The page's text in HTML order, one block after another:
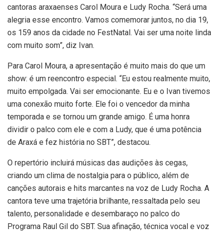
cantoras araxaenses Carol Moura e Ludy Rocha. “Será uma
alegria esse encontro. Vamos comemorar juntos, no dia 19,
os 159 anos da cidade no FestNatal. Vai ser uma noite linda
com muito som”, diz Ivan.
Para Carol Moura, a apresentação é muito mais do que um
show: é um reencontro especial. “Eu estou realmente muito,
muito empolgada. Vai ser emocionante. Eu e o Ivan tivemos
uma conexão muito forte. Ele foi o vencedor da minha
temporada e se tornou um grande amigo. É uma honra
dividir o palco com ele e com a Ludy, que é uma potência
de Araxá e fez história no SBT”, destacou.
O repertório incluirá músicas das audições às cegas,
criando um clima de nostalgia para o público, além de
canções autorais e hits marcantes na voz de Ludy Rocha. A
cantora teve uma trajetória brilhante, ressaltada pelo seu
talento, personalidade e desembaraço no palco do
Programa Raul Gil do SBT. Sua afinação, técnica vocal e voz